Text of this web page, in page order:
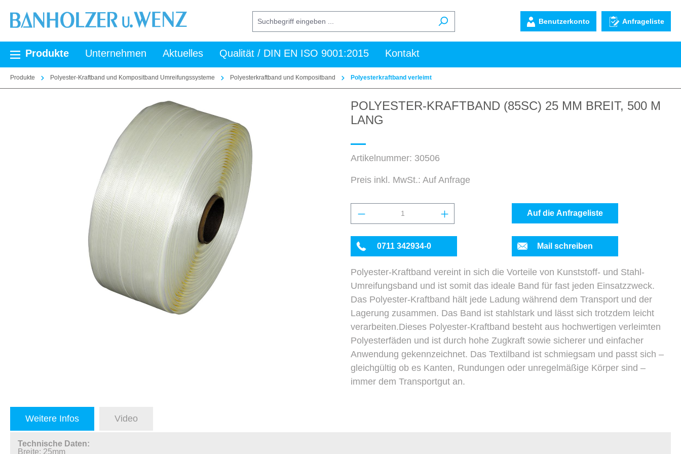
Zur Hauptnavigation springen
Benutzerkonto Anfrageliste
Produkte Unternehmen Aktuelles Qualität / DIN EN ISO 9001:2015 Kontakt
Produkte Polyester-Kraftband und Kompositband Umreifungssysteme Polyesterkraftband und Kompositband Polyesterkraftband verleimt
POLYESTER-KRAFTBAND (85SC) 25 MM BREIT, 500 M
LANG
Artikelnummer: 30506
Preis inkl. MwSt.: Auf Anfrage
Produkt Anzahl: Gib den gewünschten Wert ein oder
Auf die Anfrageliste
0711 342934-0 Mail schreiben
Polyester-Kraftband vereint in sich die Vorteile von Kunststoff- und Stahl-
Umreifungsband und ist somit das ideale Band für fast jeden Einsatzzweck.
Das Polyester-Kraftband hält jede Ladung während dem Transport und der
Lagerung zusammen. Das Band ist stahlstark und lässt sich trotzdem leicht
verarbeiten.Dieses Polyester-Kraftband besteht aus hochwertigen verleimten
Polyesterfäden und ist durch hohe Zugkraft sowie sicherer und einfacher
Anwendung gekennzeichnet. Das Textilband ist schmiegsam und passt sich –
gleichgültig ob es Kanten, Rundungen oder unregelmäßige Körper sind –
immer dem Transportgut an.
Weitere Infos Video
Technische Daten:
Breite: 25mm